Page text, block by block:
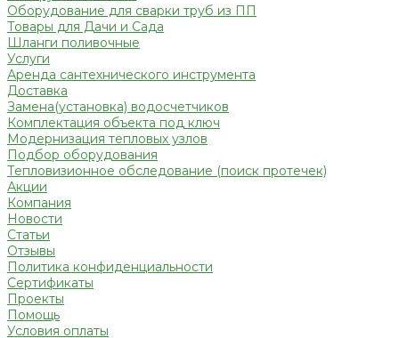
Оборудование для сварки труб из ПП
Товары для Дачи и Сада
Шланги поливочные
Услуги
Аренда сантехнического инструмента
Доставка
Замена(установка) водосчетчиков
Комплектация объекта под ключ
Модернизация тепловых узлов
Подбор оборудования
Тепловизионное обследование (поиск протечек)
Акции
Компания
Новости
Статьи
Отзывы
Политика конфиденциальности
Сертификаты
Проекты
Помощь
Условия оплаты